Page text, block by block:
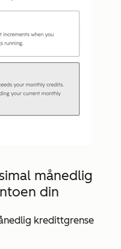
månedlig
din
kredittgrense